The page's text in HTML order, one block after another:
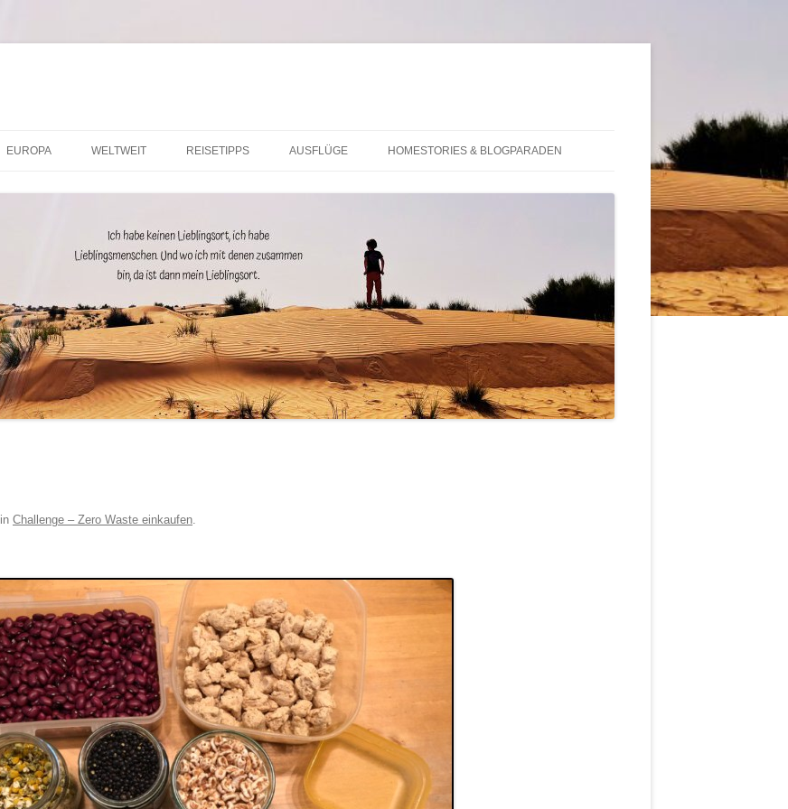
EUROPA WELTWEIT REISETIPPS AUSFLÜGE HOMESTORIES & BLOGPARADEN
in Challenge – Zero Waste einkaufen.